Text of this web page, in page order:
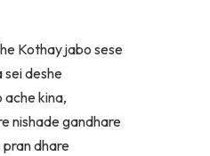
Kothay jabo sese
sei deshe
ache kina,
nishade gandhare
dhare